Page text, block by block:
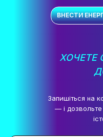
ВНЕСТИ
ХОЧЕТЕ
Запишіться на
— і дозвольте